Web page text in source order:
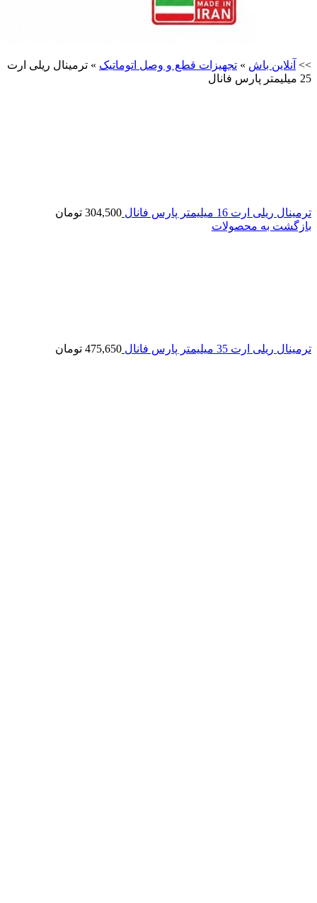
>> آنلاین باش » تجهیزات قطع و وصل اتوماتیک » ترمینال ریلی ارت
25 میلیمتر پارس فانال
ترمینال ریلی ارت 16 میلیمتر پارس فانال 304,500 تومان
بازگشت به محصولات
ترمینال ریلی ارت 35 میلیمتر پارس فانال 475,650 تومان